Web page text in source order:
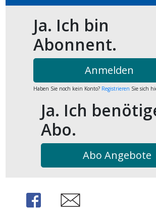
Ja. Ich bin
Abonnent.
Anmelden
Haben Sie noch kein Konto? Registrieren Sie sich
Ja. Ich
Abo.
Abo Angebote
Share Share